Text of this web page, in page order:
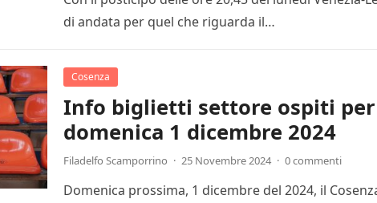
di andata per quel che riguarda il…
Cosenza
Info biglietti settore ospiti per
domenica 1 dicembre 2024
Filadelfo Scamporrino · 25 Novembre 2024 · 0 commenti
Domenica prossima, 1 dicembre del 2024, il